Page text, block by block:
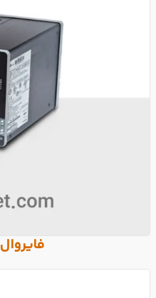
فایروال ISA3000